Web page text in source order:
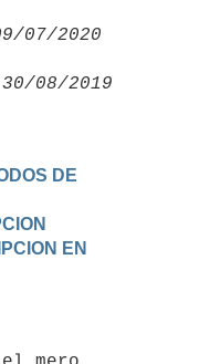
07/2020
DE
EN